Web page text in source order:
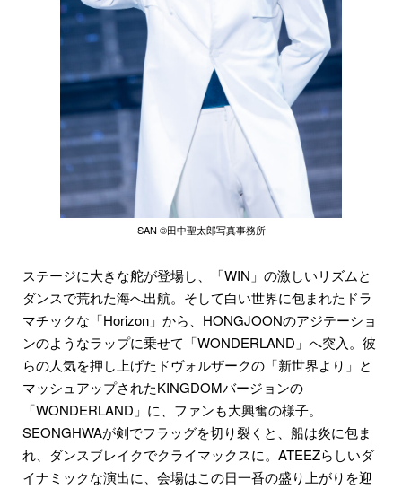
SAN ©田中聖太郎写真事務所
ステージに大きな舵が登場し、「WIN」の激しいリズムと
ダンスで荒れた海へ出航。そして白い世界に包まれたドラ
マチックな「Horizon」から、HONGJOONのアジテーショ
ンのようなラップに乗せて「WONDERLAND」へ突入。彼
らの人気を押し上げたドヴォルザークの「新世界より」と
マッシュアップされたKINGDOMバージョンの
「WONDERLAND」に、ファンも大興奮の様子。
SEONGHWAが剣でフラッグを切り裂くと、船は炎に包ま
れ、ダンスブレイクでクライマックスに。ATEEZらしいダ
イナミックな演出に、会場はこの日一番の盛り上がりを迎